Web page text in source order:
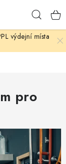
výdejní místa
pro